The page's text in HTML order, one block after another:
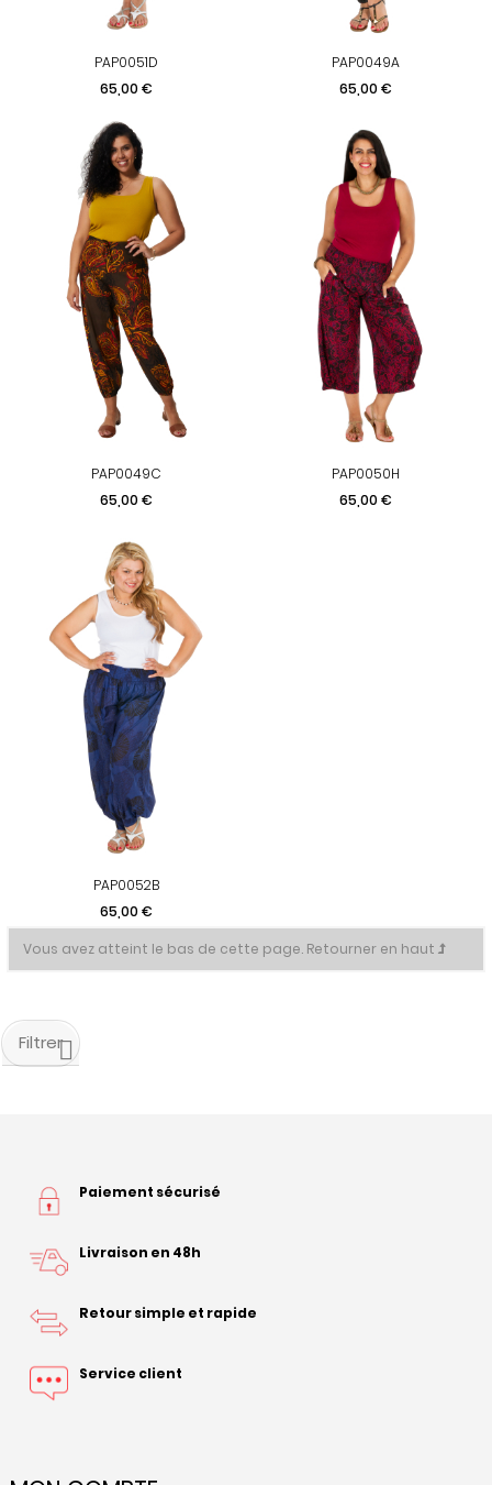
PAP0051D
Prix
65,00 €
PAP0049A
Prix
65,00 €
PAP0049C
Prix
65,00 €
PAP0050H
Prix
65,00 €
PAP0052B
Prix
65,00 €
Vous avez atteint le bas de cette page. Retourner en haut
Filtrer
Paiement sécurisé
Livraison en 48h
Retour simple et rapide
Service client